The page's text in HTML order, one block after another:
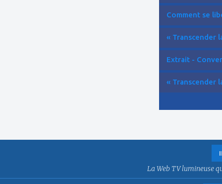
Comment se
« Transcender
Extrait -
« Transcender
La Web TV lumineuse